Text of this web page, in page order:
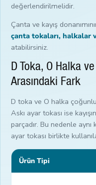
değerlendirilmelidir.
Çanta ve kayış
çanta tokaları, halkalar
atabilirsiniz.
D Toka, O Halka ve
Arasındaki Fark
D toka ve O halka
Askı ayar tokası ise
parçadır. Bu nedenle aynı
ayar tokası birlikte
Ürün Tipi